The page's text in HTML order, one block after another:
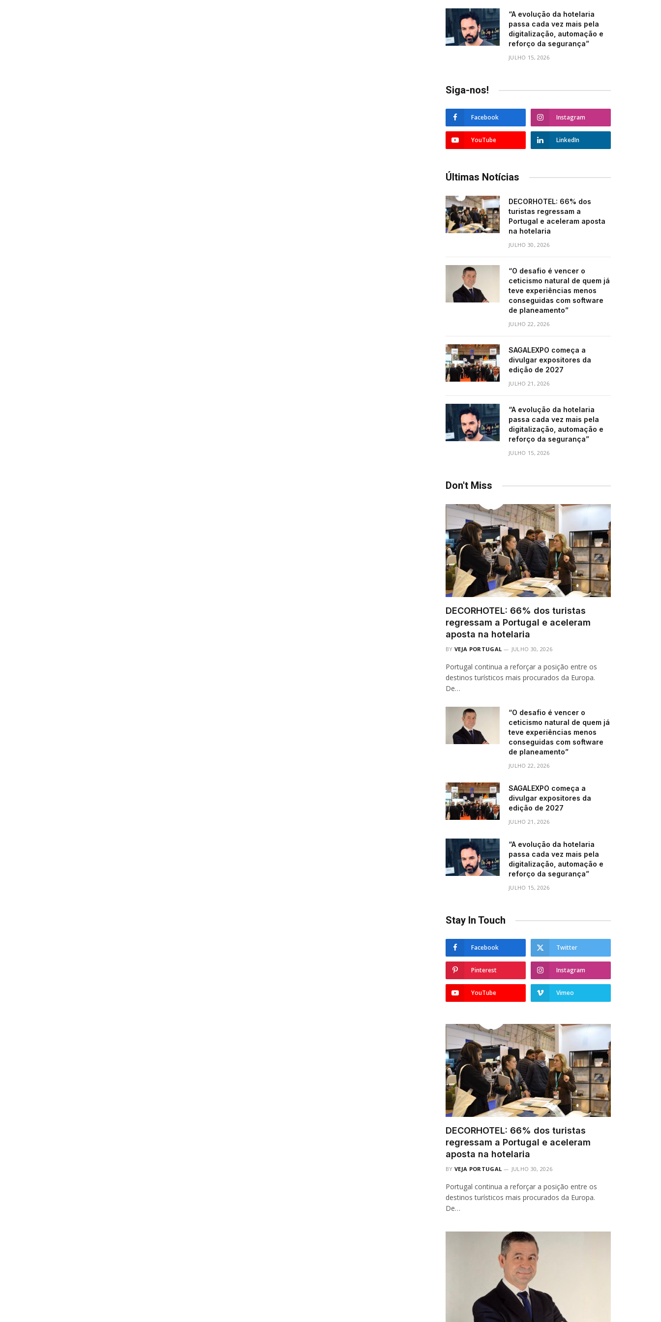
“A evolução da hotelaria
passa cada vez mais pela
digitalização, automação e
reforço da segurança”
JULHO 15, 2026
Siga-nos!
Facebook Instagram
YouTube LinkedIn
Últimas Notícias
DECORHOTEL: 66% dos
turistas regressam a
Portugal e aceleram aposta
na hotelaria
JULHO 30, 2026
“O desafio é vencer o
ceticismo natural de quem já
teve experiências menos
conseguidas com software
de planeamento”
JULHO 22, 2026
SAGALEXPO começa a
divulgar expositores da
edição de 2027
JULHO 21, 2026
“A evolução da hotelaria
passa cada vez mais pela
digitalização, automação e
reforço da segurança”
JULHO 15, 2026
Don't Miss
DECORHOTEL: 66% dos turistas
regressam a Portugal e aceleram
aposta na hotelaria
BY VEJA PORTUGAL JULHO 30, 2026
Portugal continua a reforçar a posição entre os
destinos turísticos mais procurados da Europa.
De…
“O desafio é vencer o
ceticismo natural de quem já
teve experiências menos
conseguidas com software
de planeamento”
JULHO 22, 2026
SAGALEXPO começa a
divulgar expositores da
edição de 2027
JULHO 21, 2026
“A evolução da hotelaria
passa cada vez mais pela
digitalização, automação e
reforço da segurança”
JULHO 15, 2026
Stay In Touch
Facebook Twitter
Pinterest Instagram
YouTube Vimeo
DECORHOTEL: 66% dos turistas
regressam a Portugal e aceleram
aposta na hotelaria
BY VEJA PORTUGAL JULHO 30, 2026
Portugal continua a reforçar a posição entre os
destinos turísticos mais procurados da Europa.
De…